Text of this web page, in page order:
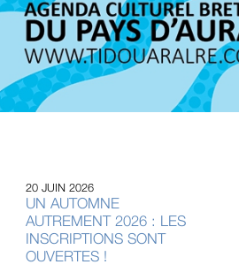
20 JUIN 2026
UN AUTOMNE
AUTREMENT 2026 : LES
INSCRIPTIONS SONT
OUVERTES !